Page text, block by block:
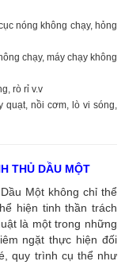
nóng không chạy, hỏng
chạy, máy chạy không
rò rỉ v.v
quạt, nồi cơm, lò vi sóng,
THỦ DẦU MỘT
Một không chỉ thể
hiện tinh thần trách
là một trong những
ngặt thực hiện đối
quy trình cụ thể như